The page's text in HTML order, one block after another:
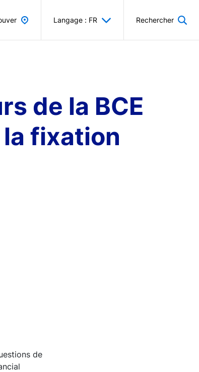
Langage : FR Rechercher
de la BCE
fixation
de